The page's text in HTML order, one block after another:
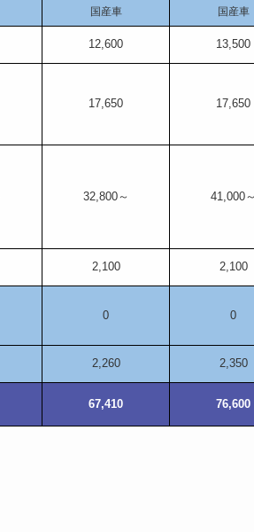
国産車 国産車
12,600 13,500
17,650 17,650
32,800～ 41,000～
2,100 2,100
0 0
2,260 2,350
67,410 76,600